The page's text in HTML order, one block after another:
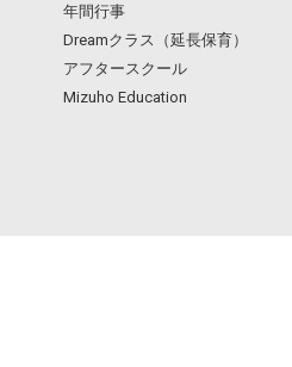
年間行事
Dreamクラス（延長保育）
アフタースクール
Mizuho Education